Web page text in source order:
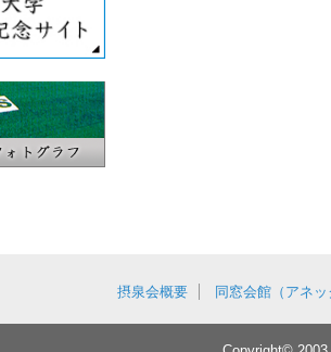
摂泉会概要 同窓会館（アネ